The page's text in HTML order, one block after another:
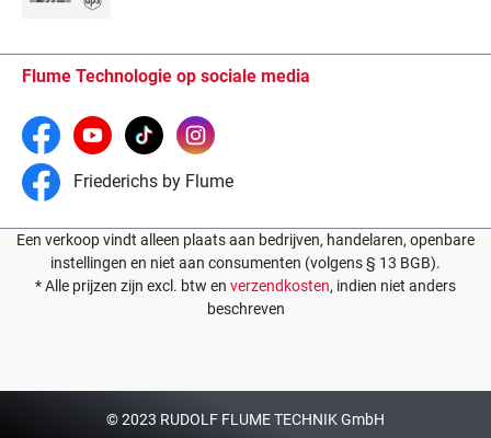
Flume Technologie op sociale media
Friederichs by Flume
Een verkoop vindt alleen plaats aan bedrijven, handelaren, openbare
instellingen en niet aan consumenten (volgens § 13 BGB).
* Alle prijzen zijn excl. btw en verzendkosten, indien niet anders
beschreven
© 2023 RUDOLF FLUME TECHNIK GmbH